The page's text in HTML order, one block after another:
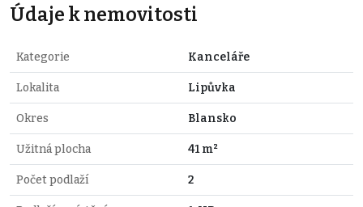
Údaje k nemovitosti
Kategorie Kanceláře
Lokalita Lipůvka
Okres Blansko
Užitná plocha 41 m²
Počet podlaží 2